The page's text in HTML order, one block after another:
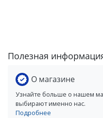
Полезная
О магазине
Узнайте больше о нашем
выбирают именно нас.
Подробнее